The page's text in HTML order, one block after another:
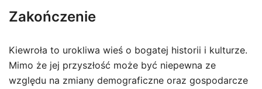
Zakończenie
Kiewroła to urokliwa wieś o bogatej historii i kulturze.
Mimo że jej przyszłość może być niepewna ze
względu na zmiany demograficzne oraz gospodarcze